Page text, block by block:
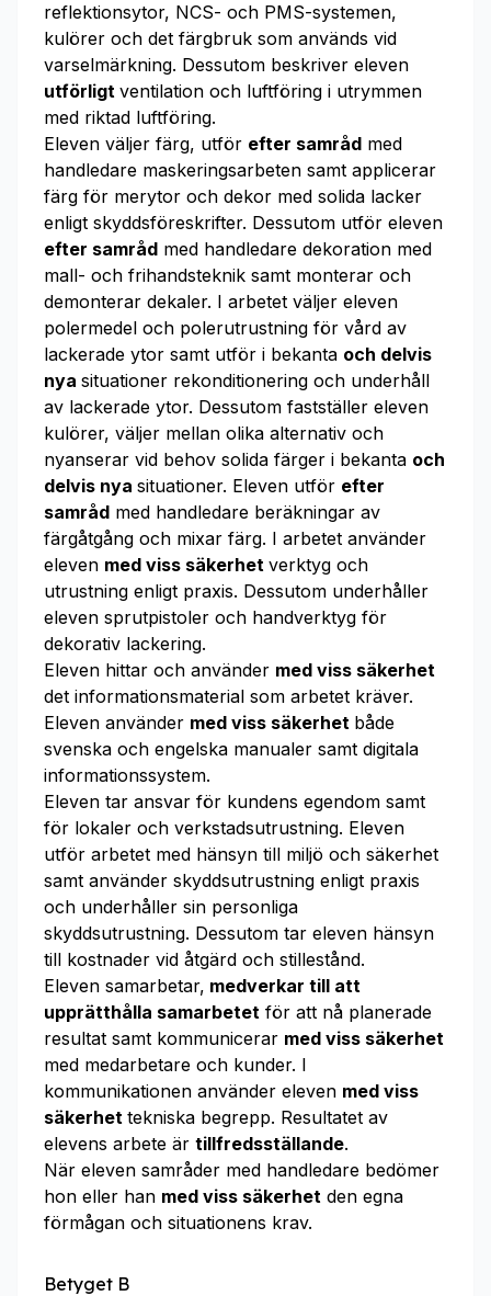
reflektionsytor, NCS- och PMS-systemen,
kulörer och det färgbruk som används vid
varselmärkning. Dessutom beskriver eleven
utförligt ventilation och luftföring i utrymmen
med riktad luftföring.
Eleven väljer färg, utför efter samråd med
handledare maskeringsarbeten samt applicerar
färg för merytor och dekor med solida lacker
enligt skyddsföreskrifter. Dessutom utför eleven
efter samråd med handledare dekoration med
mall- och frihandsteknik samt monterar och
demonterar dekaler. I arbetet väljer eleven
polermedel och polerutrustning för vård av
lackerade ytor samt utför i bekanta och delvis
nya situationer rekonditionering och underhåll
av lackerade ytor. Dessutom fastställer eleven
kulörer, väljer mellan olika alternativ och
nyanserar vid behov solida färger i bekanta och
delvis nya situationer. Eleven utför efter
samråd med handledare beräkningar av
färgåtgång och mixar färg. I arbetet använder
eleven med viss säkerhet verktyg och
utrustning enligt praxis. Dessutom underhåller
eleven sprutpistoler och handverktyg för
dekorativ lackering.
Eleven hittar och använder med viss säkerhet
det informationsmaterial som arbetet kräver.
Eleven använder med viss säkerhet både
svenska och engelska manualer samt digitala
informationssystem.
Eleven tar ansvar för kundens egendom samt
för lokaler och verkstadsutrustning. Eleven
utför arbetet med hänsyn till miljö och säkerhet
samt använder skyddsutrustning enligt praxis
och underhåller sin personliga
skyddsutrustning. Dessutom tar eleven hänsyn
till kostnader vid åtgärd och stillestånd.
Eleven samarbetar, medverkar till att
upprätthålla samarbetet för att nå planerade
resultat samt kommunicerar med viss säkerhet
med medarbetare och kunder. I
kommunikationen använder eleven med viss
säkerhet tekniska begrepp. Resultatet av
elevens arbete är tillfredsställande.
När eleven samråder med handledare bedömer
hon eller han med viss säkerhet den egna
förmågan och situationens krav.
Betyget B